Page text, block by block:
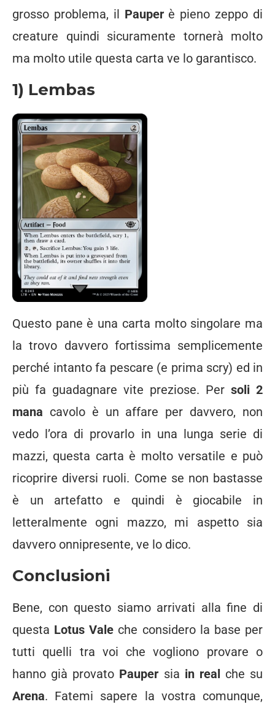
grosso problema, il Pauperè pieno zeppo di
creature quindi sicuramente tornerà molto
ma molto utile questa carta ve lo garantisco.
1) Lembas
Questo pane è una carta molto singolare ma
la trovo davvero fortissima semplicemente
perché intanto fa pescare (e prima scry) ed in
più fa guadagnare vite preziose. Per soli 2
mana cavolo è un affare per davvero, non
vedo l’ora di provarlo in una lunga serie di
mazzi, questa carta è molto versatile e può
ricoprire diversi ruoli. Come se non bastasse
è un artefatto e quindi è giocabile in
letteralmente ogni mazzo, mi aspetto sia
davvero onnipresente, ve lo dico.
Conclusioni
Bene, con questo siamo arrivati alla fine di
questa Lotus Vale che considero la base per
tutti quelli tra voi che vogliono provare o
hanno già provato Pauper sia in real che su
Arena. Fatemi sapere la vostra comunque,